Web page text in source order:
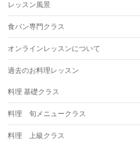
レッスン風景
食パン専門クラス
オンラインレッスンについて
過去のお料理レッスン
料理 基礎クラス
料理 旬メニュークラス
料理 上級クラス